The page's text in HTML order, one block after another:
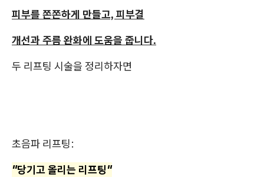
피부를 쫀쫀하게 만들고, 피부결
개선과 주름 완화에 도움을 줍니다.
두 리프팅 시술을 정리하자면
초음파 리프팅:
"당기고 올리는 리프팅"